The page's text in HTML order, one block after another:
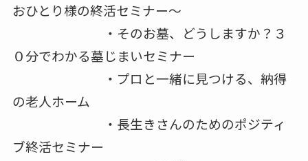
おひとり様の終活セミナー～
・そのお墓、どうしますか？３
０分でわかる墓じまいセミナー
・プロと一緒に見つける、納得
の老人ホーム
・長生きさんのためのポジティ
ブ終活セミナー